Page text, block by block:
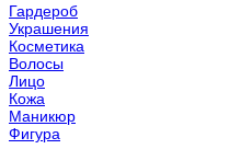
Гардероб
Украшения
Косметика
Волосы
Лицо
Кожа
Маникюр
Фигура